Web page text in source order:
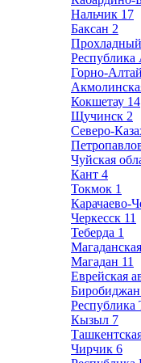
Нальчик 17
Баксан 2
Прохладный
Республика
Горно-
Кокшетау 14
Щучинск 2
Северо-
Чуйская
Кант 4
Токмок 1
Карачаево-
Черкесск 11
Теберда 1
Магадан 11
Еврейская
Биробиджан
Республика
Кызыл 7
Чирчик 6